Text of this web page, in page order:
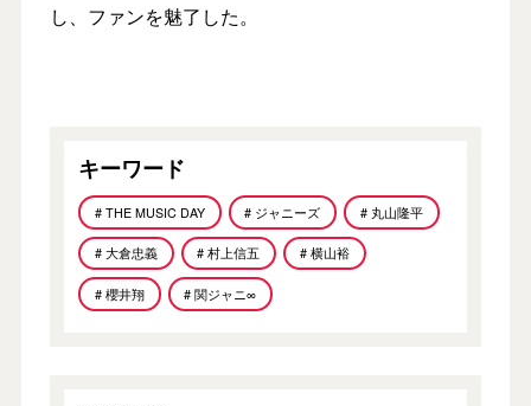
し、ファンを魅了した。
キーワード
# THE MUSIC DAY # ジャニーズ # 丸山隆平
# 大倉忠義 # 村上信五 # 横山裕
# 櫻井翔 # 関ジャニ∞